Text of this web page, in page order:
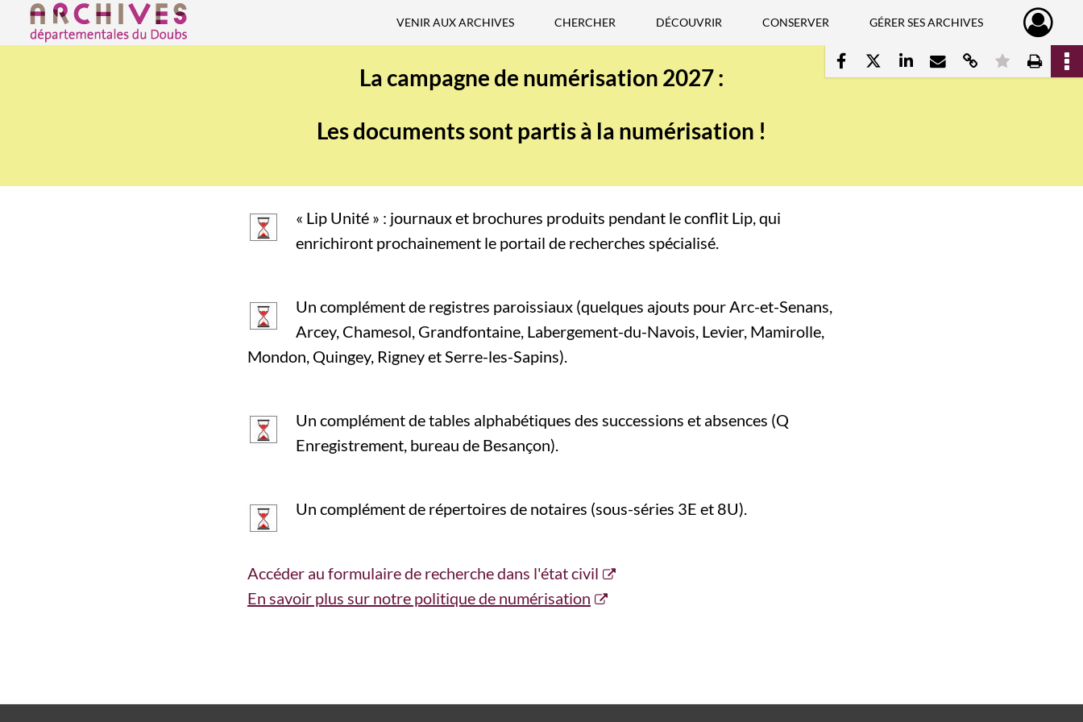
Archives départementales du Doubs VENIR AUX ARCHIVES CHERCHER DÉCOUVRIR CONSERVER GÉRER SES ARCHIVES
Mettre en
Copier le lien
Partager par mail
Partager sur LinkedIn
Partager sur X
Partager sur Facebook
État des opérations de numérisation en cours
La campagne de numérisation 2027 :
Les documents sont partis à la numérisation !
« Lip Unité » : journaux et brochures produits pendant le conflit Lip, qui
enrichiront prochainement le portail de recherches spécialisé.
Un complément de registres paroissiaux (quelques ajouts pour Arc-et-Senans,
Arcey, Chamesol, Grandfontaine, Labergement-du-Navois, Levier, Mamirolle,
Mondon, Quingey, Rigney et Serre-les-Sapins).
Un complément de tables alphabétiques des successions et absences (Q
Enregistrement, bureau de Besançon).
Un complément de répertoires de notaires (sous-séries 3E et 8U).
Accéder au formulaire de recherche dans l'état civil
En savoir plus sur notre politique de numérisation